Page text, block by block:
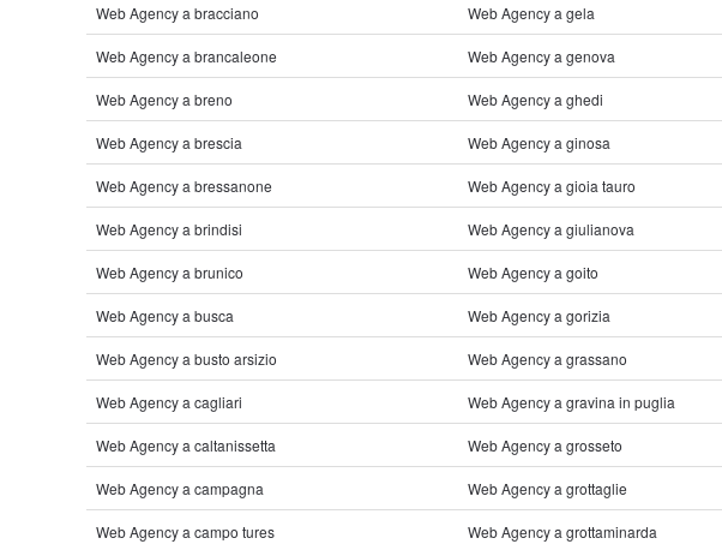
Web Agency a bracciano Web Agency a gela
Web Agency a brancaleone Web Agency a genova
Web Agency a breno Web Agency a ghedi
Web Agency a brescia Web Agency a ginosa
Web Agency a bressanone Web Agency a gioia tauro
Web Agency a brindisi Web Agency a giulianova
Web Agency a brunico Web Agency a goito
Web Agency a busca Web Agency a gorizia
Web Agency a busto arsizio Web Agency a grassano
Web Agency a cagliari Web Agency a gravina in puglia
Web Agency a caltanissetta Web Agency a grosseto
Web Agency a campagna Web Agency a grottaglie
Web Agency a campo tures Web Agency a grottaminarda